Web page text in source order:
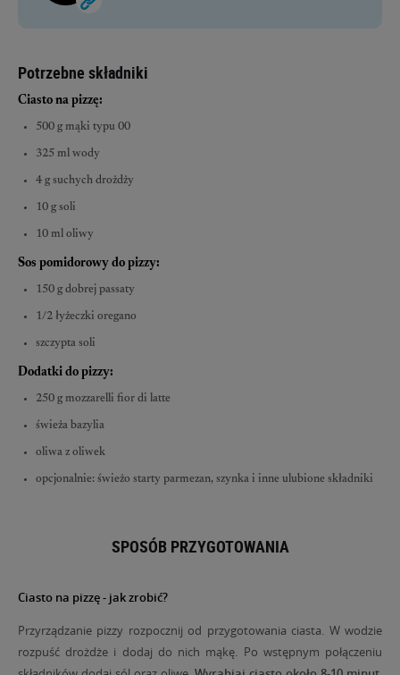
Potrzebne składniki
Ciasto na pizzę:
500 g mąki typu 00
325 ml wody
4 g suchych drożdży
10 g soli
10 ml oliwy
Sos pomidorowy do pizzy:
150 g dobrej passaty
1/2 łyżeczki oregano
szczypta soli
Dodatki do pizzy:
250 g mozzarelli fior di latte
świeża bazylia
oliwa z oliwek
opcjonalnie: świeżo starty parmezan, szynka i inne ulubione składniki
SPOSÓB PRZYGOTOWANIA
Ciasto na pizzę - jak zrobić?
Przyrządzanie pizzy rozpocznij od przygotowania ciasta. W wodzie
rozpuść drożdże i dodaj do nich mąkę. Po wstępnym połączeniu